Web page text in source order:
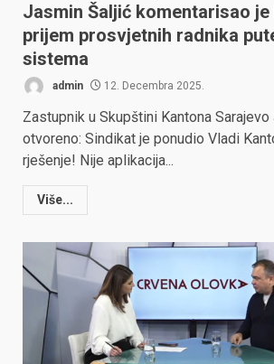
Jasmin Šaljić komentarisao
prijem prosvjetnih radnika
sistema
admin 12. Decembra 2025.
Zastupnik u Skupštini Kantona
otvoreno: Sindikat je ponudio Vladi
rješenje! Nije aplikacija...
Više...